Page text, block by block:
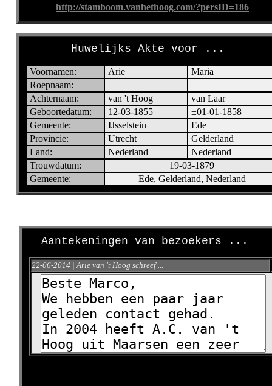
http://stamboom.vanhethoog.com/?persID=186
Huwelijks Akte voor ...
Voornamen: Arie
Maria
Roepnaam:
Achternaam:
van 't Hoog
van Laar
Geboortedatum:
12-03-1855
±01-01-1858
Gemeente:
IJsselstein
Ede
Provincie:
Utrecht
Gelderland
Land:
Nederland
Nederland
Trouwdatum:
19-03-1879
Gemeente:
Ede, Gelderland, Nederland
Aantekeningen van bezoekers ...
22-06-2014 | Arie van 't Hoog schreef ...